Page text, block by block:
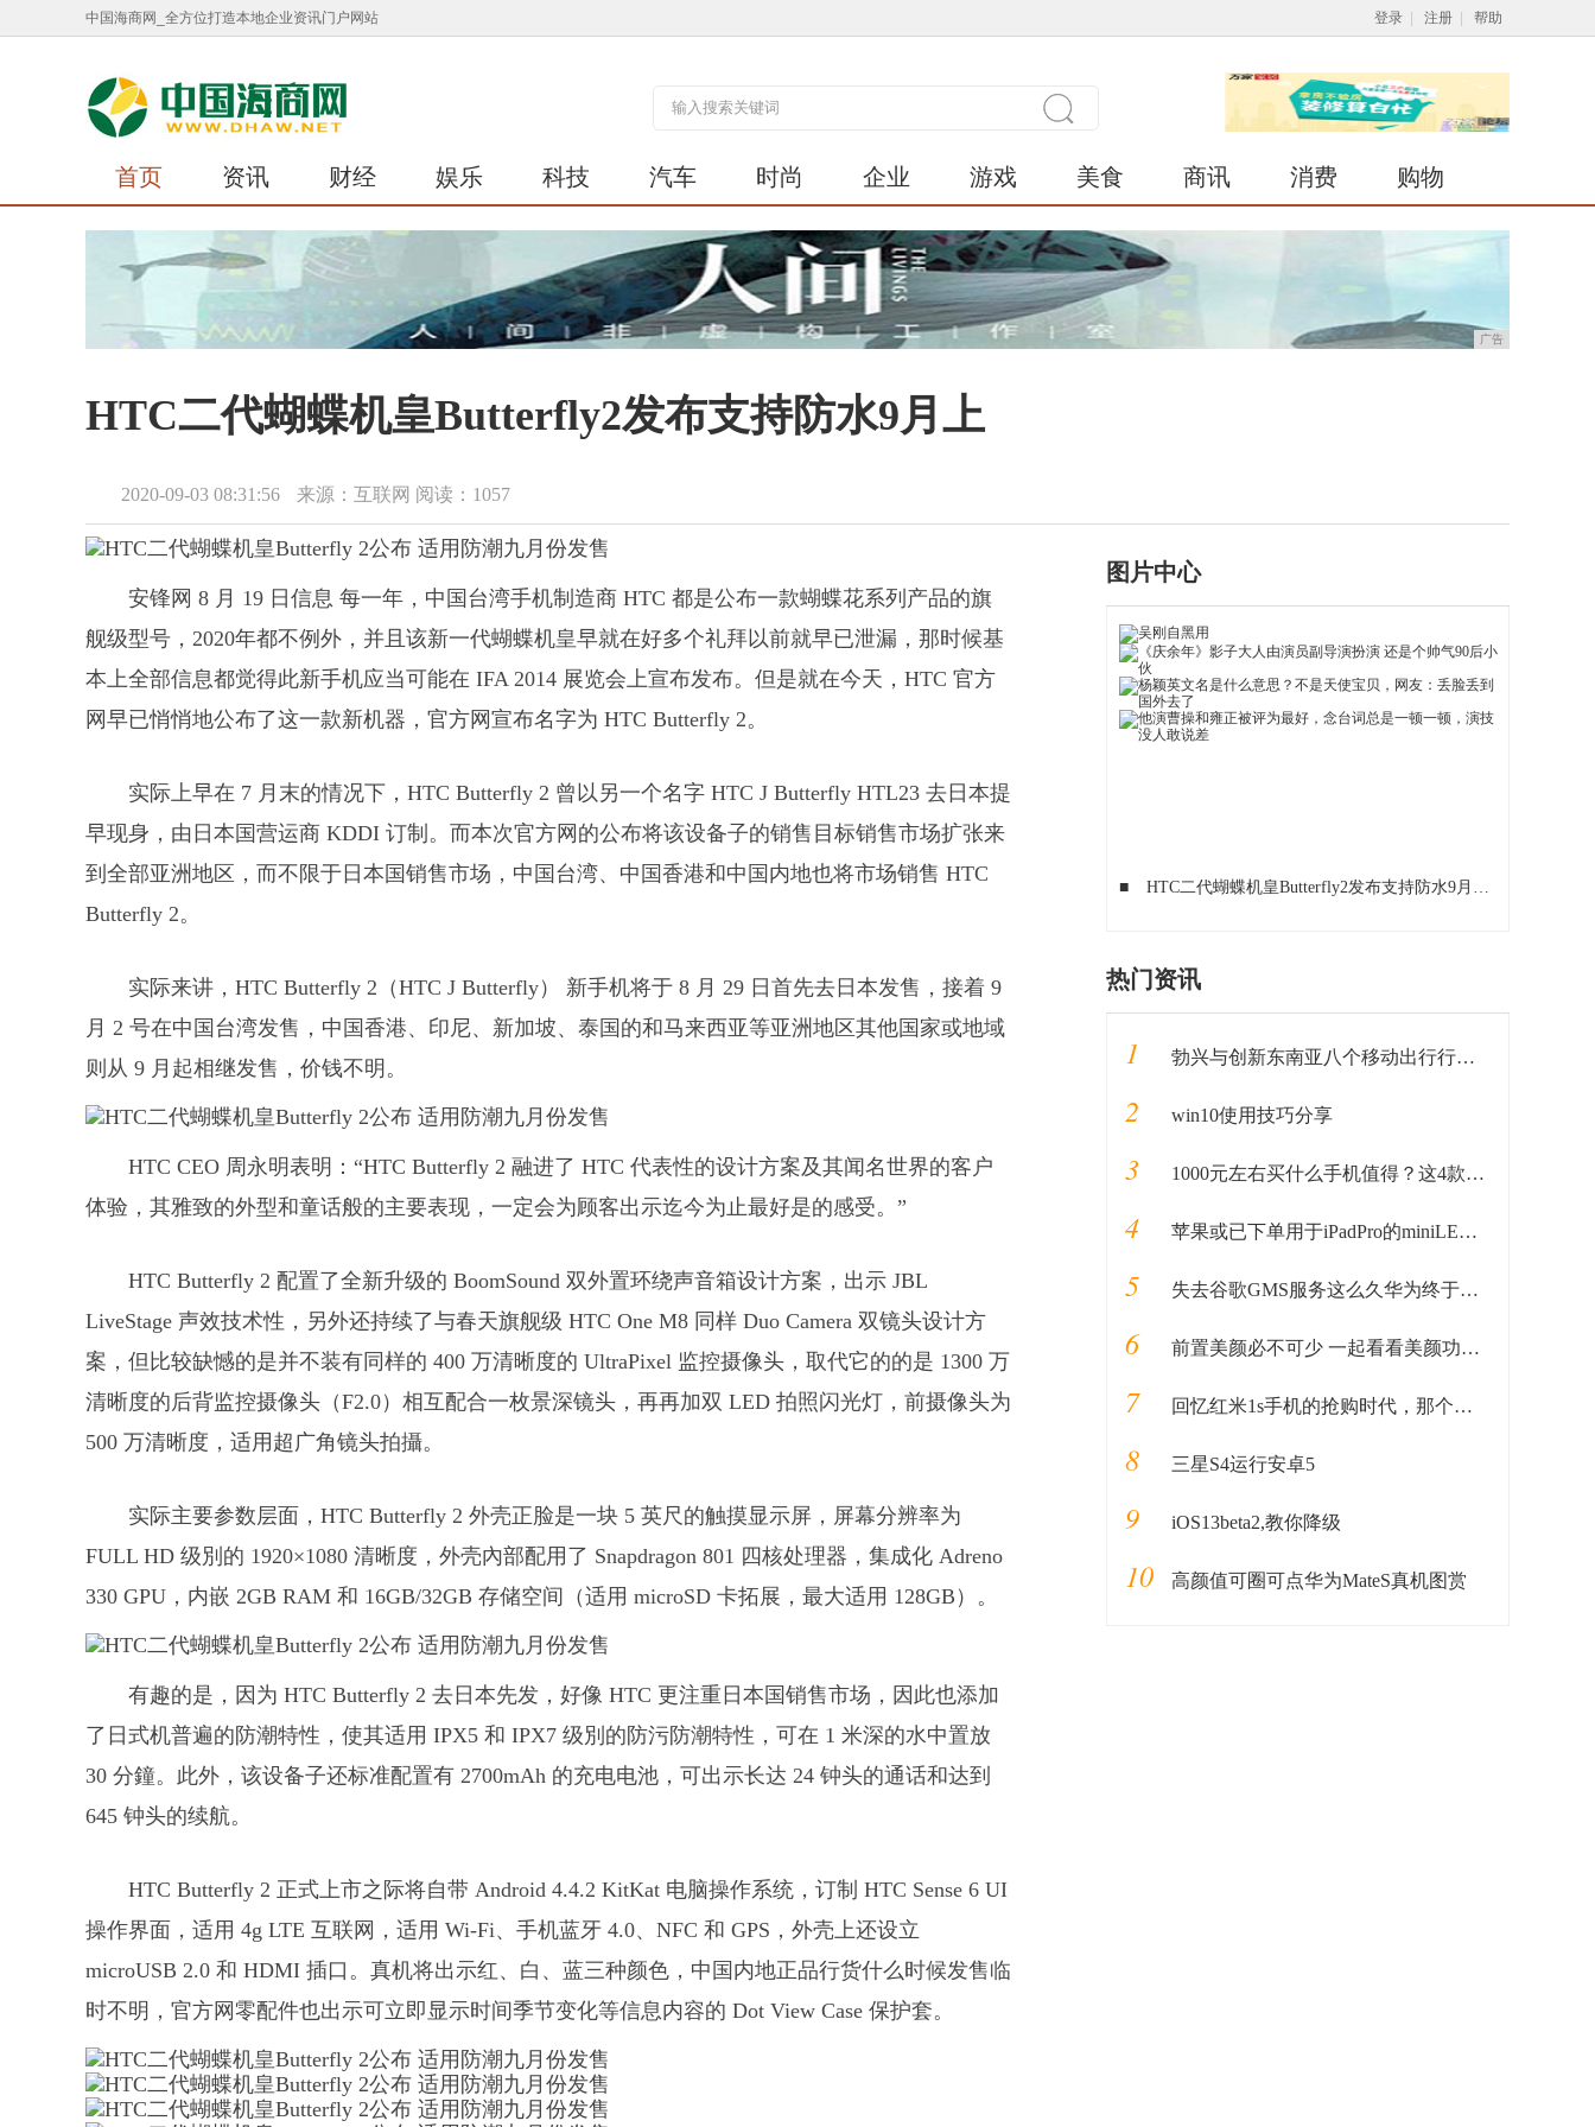
中国海商网_全方位打造本地企业资讯门户网站 登录 注册 帮助
首页 资讯 财经 娱乐 科技 汽车 时尚 企业 游戏 美食 商讯 消费 购物
广告
HTC二代蝴蝶机皇Butterfly2发布支持防水9月上
2020-09-03 08:31:56 来源：互联网 阅读：1057
安锋网 8 月 19 日信息 每一年，中国台湾手机制造商 HTC 都是公布一款蝴蝶花系列产品的旗
舰级型号，2020年都不例外，并且该新一代蝴蝶机皇早就在好多个礼拜以前就早已泄漏，那时候基
本上全部信息都觉得此新手机应当可能在 IFA 2014 展览会上宣布发布。但是就在今天，HTC 官方
网早已悄悄地公布了这一款新机器，官方网宣布名字为 HTC Butterfly 2。
实际上早在 7 月末的情况下，HTC Butterfly 2 曾以另一个名字 HTC J Butterfly HTL23 去日本提
早现身，由日本国营运商 KDDI 订制。而本次官方网的公布将该设备子的销售目标销售市场扩张来
到全部亚洲地区，而不限于日本国销售市场，中国台湾、中国香港和中国内地也将市场销售 HTC
Butterfly 2。
实际来讲，HTC Butterfly 2（HTC J Butterfly） 新手机将于 8 月 29 日首先去日本发售，接着 9
月 2 号在中国台湾发售，中国香港、印尼、新加坡、泰国的和马来西亚等亚洲地区其他国家或地域
则从 9 月起相继发售，价钱不明。
HTC CEO 周永明表明：“HTC Butterfly 2 融进了 HTC 代表性的设计方案及其闻名世界的客户
体验，其雅致的外型和童话般的主要表现，一定会为顾客出示迄今为止最好是的感受。”
HTC Butterfly 2 配置了全新升级的 BoomSound 双外置环绕声音箱设计方案，出示 JBL
LiveStage 声效技术性，另外还持续了与春天旗舰级 HTC One M8 同样 Duo Camera 双镜头设计方
案，但比较缺憾的是并不装有同样的 400 万清晰度的 UltraPixel 监控摄像头，取代它的的是 1300 万
清晰度的后背监控摄像头（F2.0）相互配合一枚景深镜头，再再加双 LED 拍照闪光灯，前摄像头为
500 万清晰度，适用超广角镜头拍攝。
实际主要参数层面，HTC Butterfly 2 外壳正脸是一块 5 英尺的触摸显示屏，屏幕分辨率为
FULL HD 级別的 1920×1080 清晰度，外壳內部配用了 Snapdragon 801 四核处理器，集成化 Adreno
330 GPU，内嵌 2GB RAM 和 16GB/32GB 存储空间（适用 microSD 卡拓展，最大适用 128GB）。
有趣的是，因为 HTC Butterfly 2 去日本先发，好像 HTC 更注重日本国销售市场，因此也添加
了日式机普遍的防潮特性，使其适用 IPX5 和 IPX7 级別的防污防潮特性，可在 1 米深的水中置放
30 分鐘。此外，该设备子还标准配置有 2700mAh 的充电电池，可出示长达 24 钟头的通话和达到
645 钟头的续航。
HTC Butterfly 2 正式上市之际将自带 Android 4.4.2 KitKat 电脑操作系统，订制 HTC Sense 6 UI
操作界面，适用 4g LTE 互联网，适用 Wi-Fi、手机蓝牙 4.0、NFC 和 GPS，外壳上还设立
microUSB 2.0 和 HDMI 插口。真机将出示红、白、蓝三种颜色，中国内地正品行货什么时候发售临
时不明，官方网零配件也出示可立即显示时间季节变化等信息内容的 Dot View Case 保护套。
图片中心
■ HTC二代蝴蝶机皇Butterfly2发布支持防水9月上
热门资讯
1 勃兴与创新东南亚八个移动出行行业垂直领域新常态
2 win10使用技巧分享
3 1000元左右买什么手机值得？这4款性价比较高，可能你会喜欢
4 苹果或已下单用于iPadPro的miniLED屏幕
5 失去谷歌GMS服务这么久华为终于做好“秘密武器”准备重回国际市场
6 前置美颜必不可少 一起看看美颜功能强大的手机
7 回忆红米1s手机的抢购时代，那个抓狂的中午12点
8 三星S4运行安卓5
9 iOS13beta2,教你降级
10 高颜值可圈可点华为MateS真机图赏